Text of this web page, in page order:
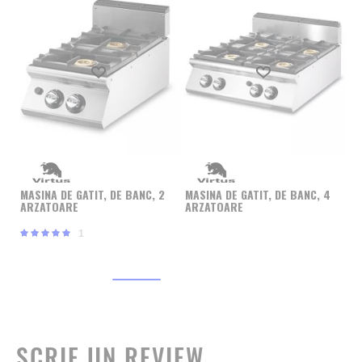
Produs favorit
MASINA DE GATIT, DE BANC, 2
ARZATOARE
Rating: 1
Produs favorit
MASINA DE GATIT, DE BANC, 4
ARZATOARE